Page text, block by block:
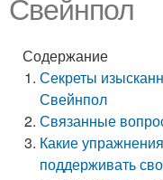
Свейнпол
Содержание
Секреты
Свейнпол
Связанные
Какие
поддерживать